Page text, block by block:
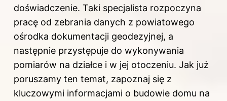
doświadczenie. Taki specjalista rozpoczyna
pracę od zebrania danych z powiatowego
ośrodka dokumentacji geodezyjnej, a
następnie przystępuje do wykonywania
pomiarów na działce i w jej otoczeniu. Jak już
poruszamy ten temat, zapoznaj się z
kluczowymi informacjami o budowie domu na